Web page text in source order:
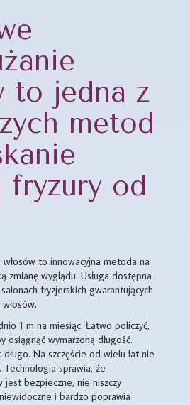
to jedna z
metod
fryzury od
włosów to innowacyjna metoda na
zmianę wyglądu. Usługa dostępna
fryzjerskich gwarantujących
1 m na miesiąc. Łatwo policzyć,
osiągnąć wymarzoną długość.
Na szczęście od wielu lat nie
sprawia, że
bezpieczne, nie niszczy
i bardzo poprawia